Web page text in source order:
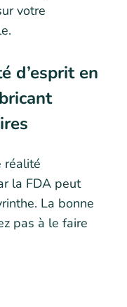
votre
d’esprit en
réalité
la FDA peut
La bonne
pas à le faire